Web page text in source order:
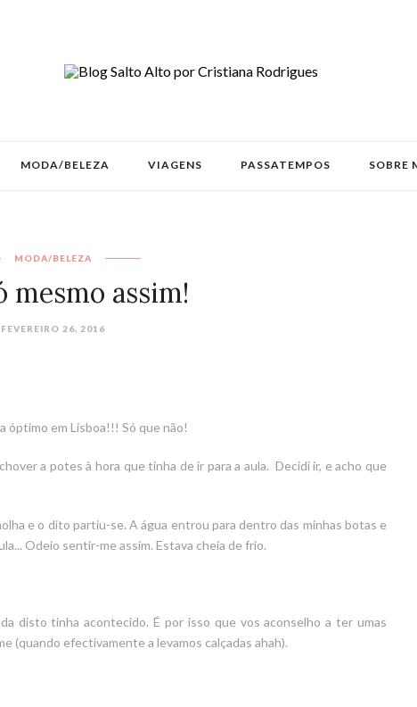
MODA/BELEZA VIAGENS PASSATEMPOS SOBRE
MODA/BELEZA
mesmo assim!
FEVEREIRO 26, 2016
óptimo em Lisboa!!! Só que não!
a potes à hora que tinha de ir para a aula. Decidi ir, e acho que
e o dito partiu-se. A água entrou para dentro das minhas botas e
Odeio sentir-me assim. Estava cheia de frio.
disto tinha acontecido. É por isso que vos aconselho a ter umas
(quando efectivamente a levamos calçadas ahah).